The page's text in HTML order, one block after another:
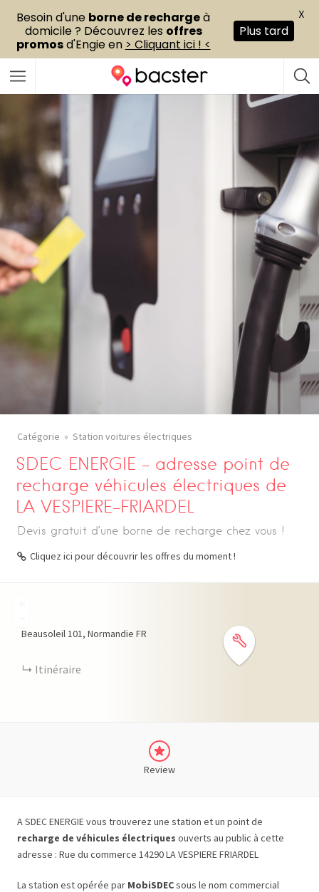
Catégorie Station voitures électriques
SDEC ENERGIE – adresse point de
recharge véhicules électriques de
LA VESPIERE-FRIARDEL
Devis gratuit d’une borne de recharge chez vous !
Cliquez ici pour découvrir les offres du moment !
Beausoleil101 Normandie FR
Itinéraire
Review
A SDEC ENERGIE vous trouverez une station et un point de
recharge de véhicules électriques ouverts au public à cette
adresse : Rue du commerce 14290 LA VESPIERE FRIARDEL
La station est opérée par MobiSDECsous le nom commercial
Besoin d'une borne de rechargeà
domicile ? Découvrez les offres
promosd'Engie en > Cliquant ici ! <
Plus tard
X